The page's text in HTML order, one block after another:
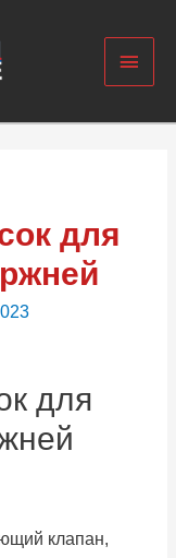
для
для
клапан,